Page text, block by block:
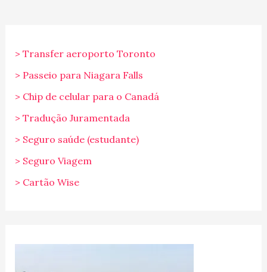
> Transfer aeroporto Toronto
> Passeio para Niagara Falls
> Chip de celular para o Canadá
> Tradução Juramentada
> Seguro saúde (estudante)
> Seguro Viagem
> Cartão Wise